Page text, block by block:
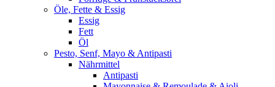
Öle, Fette & Essig
Essig
Fett
Öl
Pesto, Senf, Mayo & Antipasti
Nährmittel
Antipasti